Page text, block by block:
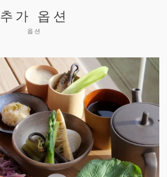
추가 옵션
옵션